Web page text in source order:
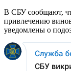
В СБУ сообщают,
привлечению
уведомлены о